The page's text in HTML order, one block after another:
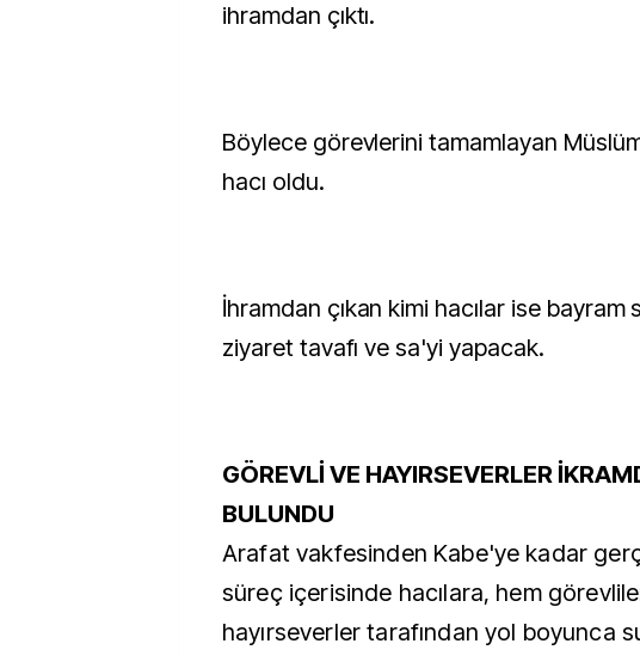
ihramdan çıktı.
Böylece görevlerini tamamlayan
hacı oldu.
İhramdan çıkan kimi hacılar ise bayram
ziyaret tavafı ve sa'yi yapacak.
GÖREVLİ VE HAYIRSEVERLER
BULUNDU
Arafat vakfesinden Kabe'ye kadar
süreç içerisinde hacılara, hem
hayırseverler tarafından yol boyunca